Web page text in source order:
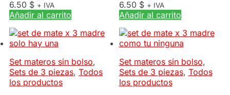
6.50 $ + IVA
Añadir al carrito
6.50 $ + IVA
Añadir al carrito
Set materos sin bolso,
Sets de 3 piezas, Todos
los productos
Set materos sin bolso,
Sets de 3 piezas, Todos
los productos